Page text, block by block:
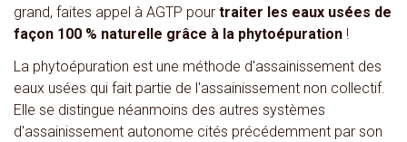
grand, faites appel à AGTP pour traiter les eaux usées de
façon 100 % naturelle grâce à la phytoépuration !
La phytoépuration est une méthode d'assainissement des
eaux usées qui fait partie de l'assainissement non collectif.
Elle se distingue néanmoins des autres systèmes
d'assainissement autonome cités précédemment par son